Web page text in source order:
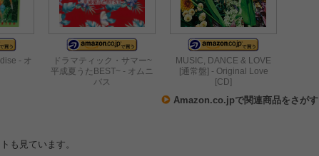
- オ
ドラマティック・サマー~
平成夏うたBEST~ - オムニ
バス
MUSIC, DANCE & LOVE
[通常盤] - Original Love
[CD]
Amazon.co.jpで関連商品をさがす
も見ています。